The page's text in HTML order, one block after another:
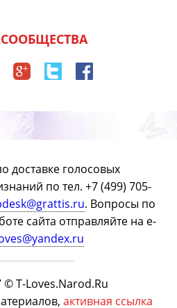
доставке голосовых
по тел. +7 (499) 705-
. Вопросы по
сайта отправляйте на e-
T-Loves.Narod.Ru
активная ссылка